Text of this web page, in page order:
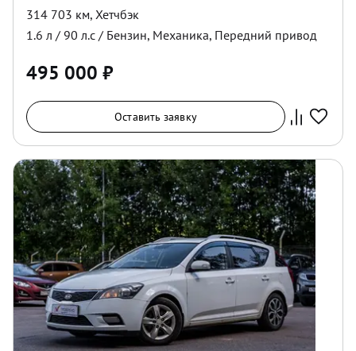
314 703 км, Хетчбэк
1.6 л / 90 л.с / Бензин, Механика, Передний привод
495 000 ₽
Оставить заявку